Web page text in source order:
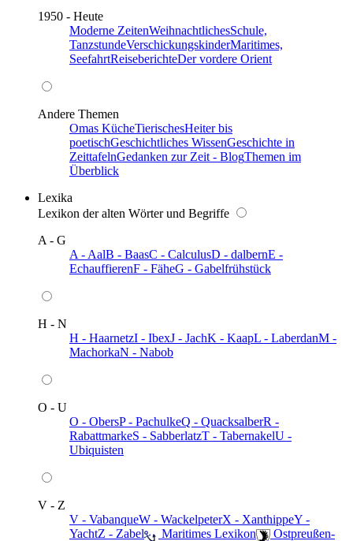
1950 - Heute
Moderne ZeitenWeihnachtlichesSchule,
TanzstundeVerschickungskinderMaritimes,
SeefahrtReiseberichteDer vordere Orient
Andere Themen
Omas KücheTierischesHeiter bis
poetischGeschichtliches WissenGeschichte in
ZeittafelnGedanken zur Zeit - BlogThemen im
Überblick
Lexika
Lexikon der alten Wörter und Begriffe
A - G
A - AalB - BaasC - CalculusD - dalbernE -
EchauffierenF - FäheG - Gabelfrühstück
H - N
H - HaarnetzI - IbexJ - JachK - KaapL - LaberdanM -
MachorkaN - Nabob
O - U
O - ObersP - PachulkeQ - QuacksalberR -
RabattmarkeS - SabberlatzT - TabernakelU -
Ubiquisten
V - Z
V - VabanqueW - WackelpeterX - XanthippeY -
YachtZ - Zabel ️ Maritimes Lexikon
️ Ostpreußen-